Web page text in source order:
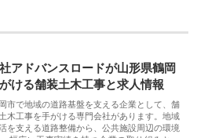
アドバンスロードが山形県鶴岡
ける舗装土木工事と求人情報
市で地域の道路基盤を支える企業として、舗
木工事を手がける専門会社があります。地域
を支える道路整備から、公共施設周辺の環境